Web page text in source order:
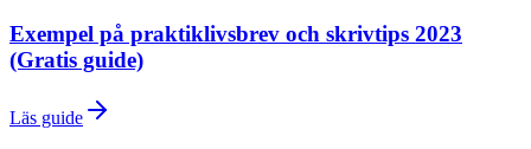
Exempel på praktiklivsbrev och skrivtips 2023
(Gratis guide)
Läs guide